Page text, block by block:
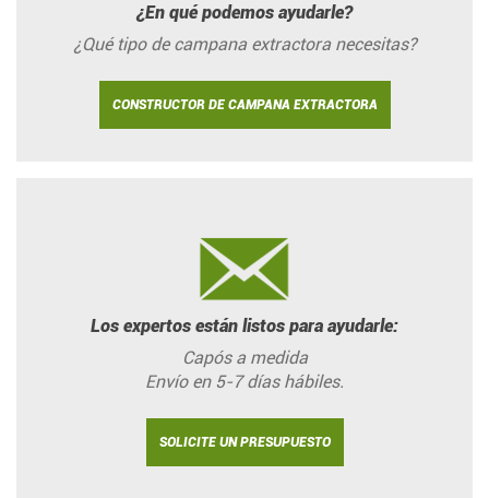
¿En qué podemos ayudarle?
¿Qué tipo de campana extractora necesitas?
CONSTRUCTOR DE CAMPANA EXTRACTORA
Los expertos están listos para ayudarle:
Capós a medida
Envío en 5-7 días hábiles.
SOLICITE UN PRESUPUESTO